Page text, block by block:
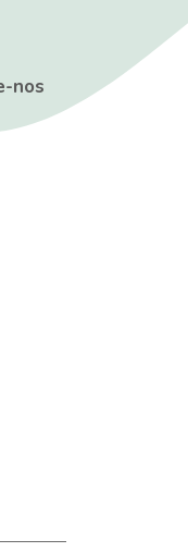
nos